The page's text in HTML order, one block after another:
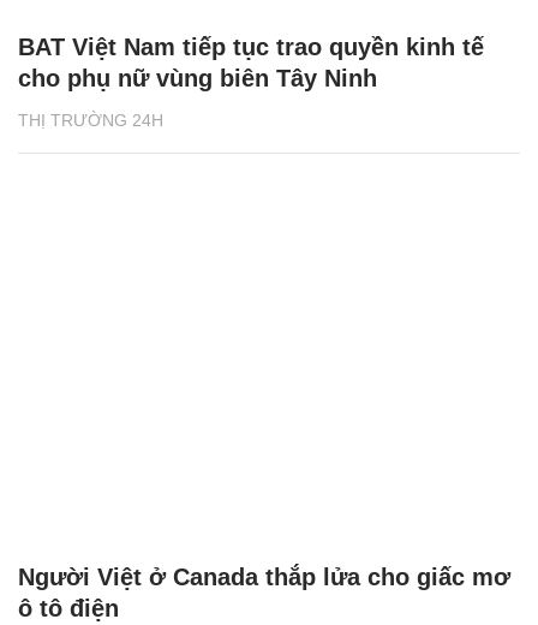
THỊ TRƯỜNG 24H
BAT Việt Nam tiếp tục trao quyền kinh tế
cho phụ nữ vùng biên Tây Ninh
Người Việt ở Canada thắp lửa cho giấc mơ
ô tô điện